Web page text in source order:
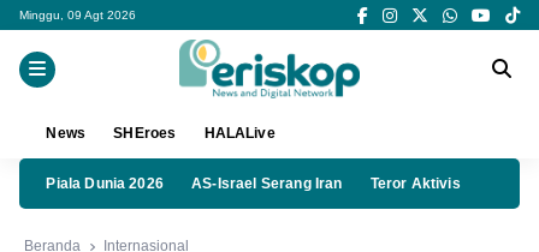
Minggu, 09 Agt 2026
News SHEroes HALALive
Piala Dunia 2026 AS-Israel Serang Iran Teror Aktivis
Beranda Internasional